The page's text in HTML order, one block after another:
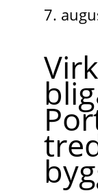
7.